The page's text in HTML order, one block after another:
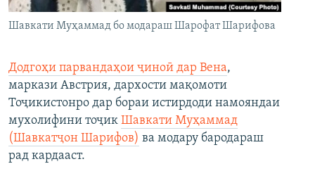
Шавкати Муҳаммад бо модараш Шарофат Шарифова
Додгоҳи парвандаҳои ҷиноӣ дар Вена,
маркази Австрия, дархости мақомоти
Тоҷикистонро дар бораи истирдоди намояндаи
мухолифини тоҷик Шавкати Муҳаммад
(Шавкатҷон Шарифов) ва модару бародараш
рад кардааст.